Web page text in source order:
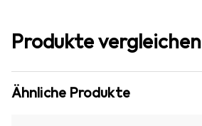
Produkte vergleichen
Ähnliche Produkte